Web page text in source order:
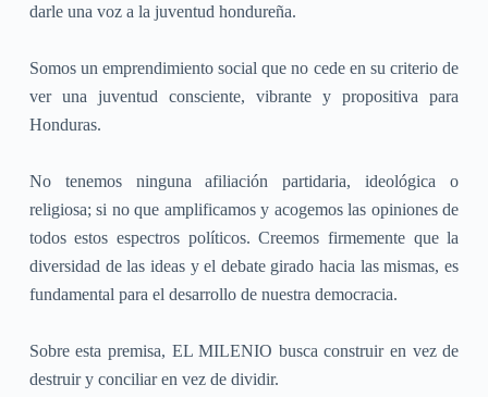
darle una voz a la juventud hondureña.
Somos un emprendimiento social que no cede en su criterio de
ver una juventud consciente, vibrante y propositiva para
Honduras.
No tenemos ninguna afiliación partidaria, ideológica o
religiosa; si no que amplificamos y acogemos las opiniones de
todos estos espectros políticos. Creemos firmemente que la
diversidad de las ideas y el debate girado hacia las mismas, es
fundamental para el desarrollo de nuestra democracia.
Sobre esta premisa, EL MILENIO busca construir en vez de
destruir y conciliar en vez de dividir.